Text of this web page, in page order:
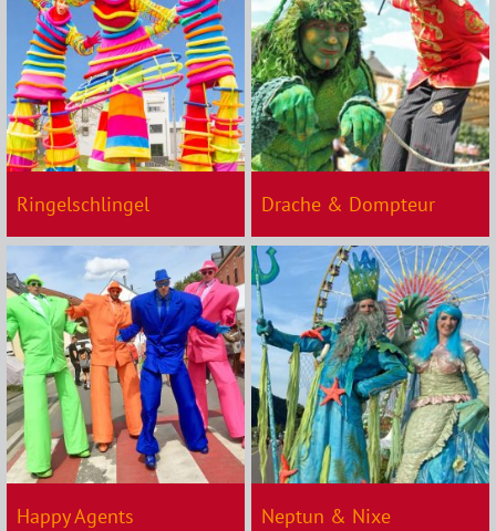
Ringelschlingel Drache & Dompteur
Happy Agents Neptun & Nixe